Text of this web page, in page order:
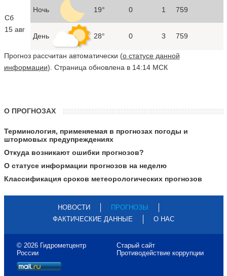
Сб
15 авг
Ночь 19° 0 1 759
День 28° 0 3 759
Прогноз рассчитан автоматически (о статусе данной
информации). Страница обновлена в 14:14 МСК
О ПРОГНОЗАХ
Терминология, применяемая в прогнозах погоды и
штормовых предупреждениях
Откуда возникают ошибки прогнозов?
О статусе информации прогнозов на неделю
Классификация сроков метеорологических прогнозов
НОВОСТИ
ПРОГНОЗЫ
ФАКТИЧЕСКИЕ ДАННЫЕ
О НАС
© 2026 Гидрометцентр
России
Старый сайт
Противодействие коррупции